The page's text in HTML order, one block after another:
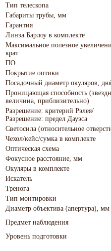
Тип телескопа
Габариты трубы, мм
Гарантия
Линза Барлоу в комплекте
Максимальное полезное
крат
ПО
Покрытие оптики
Посадочный диаметр окуляров,
Проницающая способность
величина, приблизительно)
Разрешение: критерий Рэлея/
Разрешение: предел Дауэса
Светосила (относительное
Чехол/кейс/сумка в комплекте
Оптическая схема
Фокусное расстояние, мм
Окуляры в комплекте
Искатель
Тренога
Тип монтировки
Диаметр объектива (апертура), мм
Предмет наблюдения
Уровень подготовки